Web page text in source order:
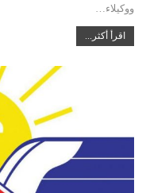
ووكيلاء…
اقرأ أكثر...